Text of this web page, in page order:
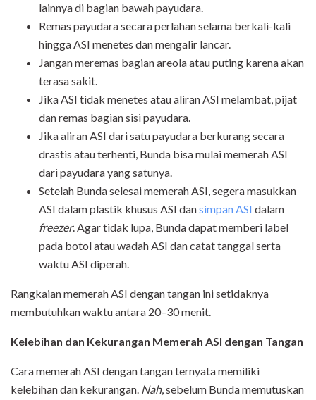
lainnya di bagian bawah payudara.
Remas payudara secara perlahan selama berkali-kali
hingga ASI menetes dan mengalir lancar.
Jangan meremas bagian areola atau puting karena akan
terasa sakit.
Jika ASI tidak menetes atau aliran ASI melambat, pijat
dan remas bagian sisi payudara.
Jika aliran ASI dari satu payudara berkurang secara
drastis atau terhenti, Bunda bisa mulai memerah ASI
dari payudara yang satunya.
Setelah Bunda selesai memerah ASI, segera masukkan
ASI dalam plastik khusus ASI dansimpan ASI dalam
freezer. Agar tidak lupa, Bunda dapat memberi label
pada botol atau wadah ASI dan catat tanggal serta
waktu ASI diperah.
Rangkaian memerah ASI dengan tangan ini setidaknya
membutuhkan waktu antara 20–30 menit.
Kelebihan dan Kekurangan Memerah ASI dengan Tangan
Cara memerah ASI dengan tangan ternyata memiliki
kelebihan dan kekurangan. Nah, sebelum Bunda memutuskan